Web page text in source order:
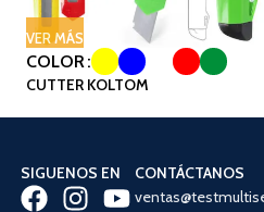
VER MÁS
COLOR
CUTTER KOLTOM
SIGUENOS EN
CONTÁCTANOS